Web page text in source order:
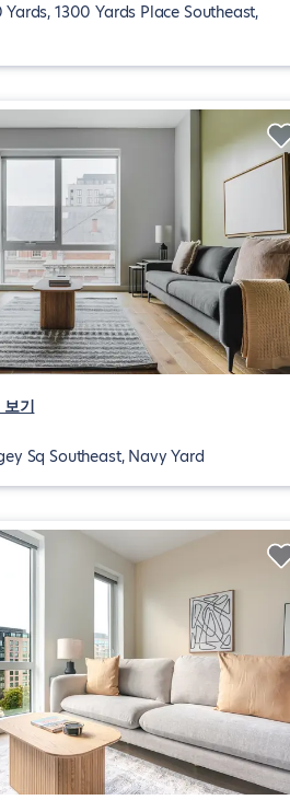
1300 Yards Place Southeast,
기
Sq Southeast, Navy Yard